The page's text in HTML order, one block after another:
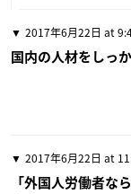
2017年6月22日 at
国内の人材をしっ
2017年6月22日 at
「外国人労働者な